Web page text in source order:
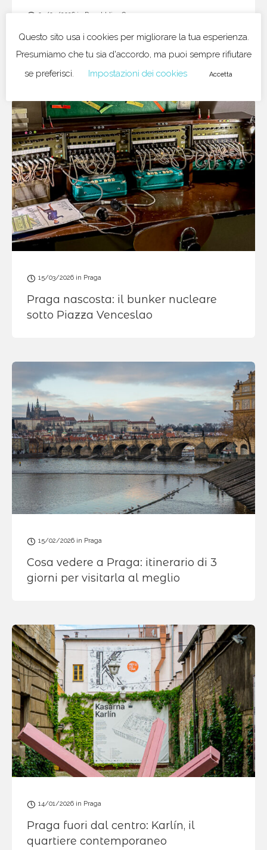
05/04/2026 in Repubblica Ceca
Villa Tugendhat, il capolavoro
moderno patrimonio UNESCO di Brno
15/03/2026 in Praga
Praga nascosta: il bunker nucleare
sotto Piazza Venceslao
15/02/2026 in Praga
Cosa vedere a Praga: itinerario di 3
giorni per visitarla al meglio
14/01/2026 in Praga
Praga fuori dal centro: Karlín, il
quartiere contemporaneo
Questo sito usa i cookies per migliorare la tua esperienza.
Presumiamo che tu sia d'accordo, ma puoi sempre rifiutare
se preferisci.
Impostazioni dei cookies Accetta